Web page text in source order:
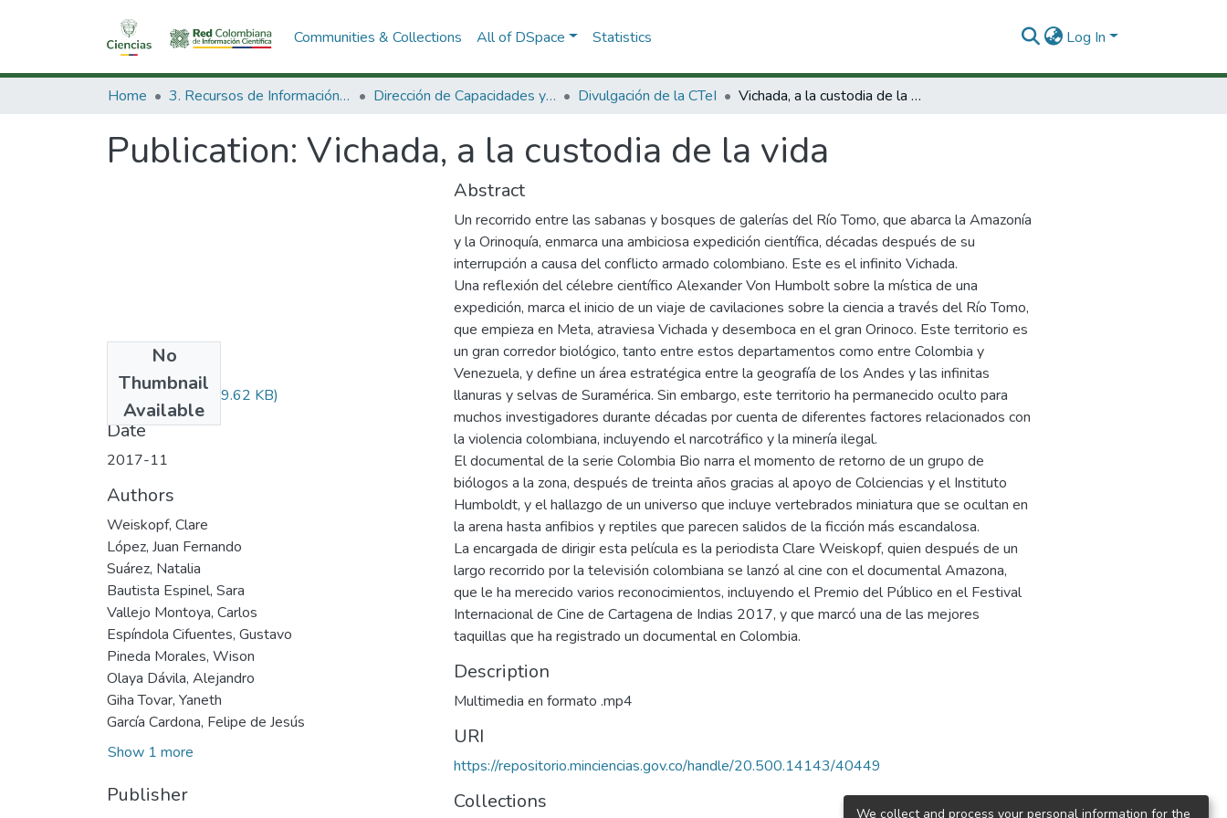
Communities & Collections All of DSpace Statistics Log In
Home 3. Recursos de Información Científica y Tecnológica Dirección de Capacidades y Divulgación de la CTeI Divulgación de la CTeI Vichada, a la custodia de la vida
Publication: Vichada, a la custodia de la vida
No
Thumbnail
Available
Audiovisual.pdf(29.62 KB)
Date
2017-11
Authors
Weiskopf, Clare
López, Juan Fernando
Suárez, Natalia
Bautista Espinel, Sara
Vallejo Montoya, Carlos
Espíndola Cifuentes, Gustavo
Pineda Morales, Wison
Olaya Dávila, Alejandro
Giha Tovar, Yaneth
García Cardona, Felipe de Jesús
Show 1 more
Publisher
Abstract
Un recorrido entre las sabanas y bosques de galerías del Río Tomo, que abarca la Amazonía
y la Orinoquía, enmarca una ambiciosa expedición científica, décadas después de su
interrupción a causa del conflicto armado colombiano. Este es el infinito Vichada.
Una reflexión del célebre científico Alexander Von Humbolt sobre la mística de una
expedición, marca el inicio de un viaje de cavilaciones sobre la ciencia a través del Río Tomo,
que empieza en Meta, atraviesa Vichada y desemboca en el gran Orinoco. Este territorio es
un gran corredor biológico, tanto entre estos departamentos como entre Colombia y
Venezuela, y define un área estratégica entre la geografía de los Andes y las infinitas
llanuras y selvas de Suramérica. Sin embargo, este territorio ha permanecido oculto para
muchos investigadores durante décadas por cuenta de diferentes factores relacionados con
la violencia colombiana, incluyendo el narcotráfico y la minería ilegal.
El documental de la serie Colombia Bio narra el momento de retorno de un grupo de
biólogos a la zona, después de treinta años gracias al apoyo de Colciencias y el Instituto
Humboldt, y el hallazgo de un universo que incluye vertebrados miniatura que se ocultan en
la arena hasta anfibios y reptiles que parecen salidos de la ficción más escandalosa.
La encargada de dirigir esta película es la periodista Clare Weiskopf, quien después de un
largo recorrido por la televisión colombiana se lanzó al cine con el documental Amazona,
que le ha merecido varios reconocimientos, incluyendo el Premio del Público en el Festival
Internacional de Cine de Cartagena de Indias 2017, y que marcó una de las mejores
taquillas que ha registrado un documental en Colombia.
Description
Multimedia en formato .mp4
URI
https://repositorio.minciencias.gov.co/handle/20.500.14143/40449
Collections
We collect and process your personal information for the